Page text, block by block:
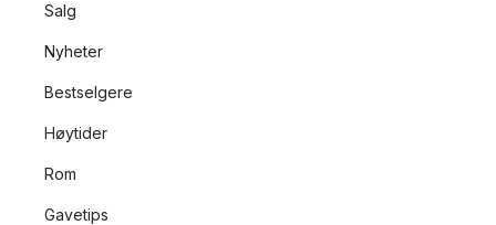
Salg
Nyheter
Bestselgere
Høytider
Rom
Gavetips